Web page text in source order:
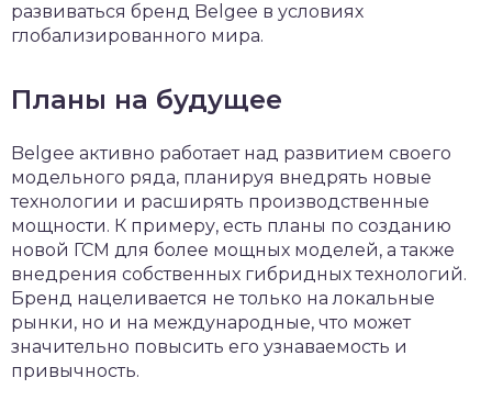
развиваться бренд Belgee в условиях
глобализированного мира.
Планы на будущее
Belgee активно работает над развитием своего
модельного ряда, планируя внедрять новые
технологии и расширять производственные
мощности. К примеру, есть планы по созданию
новой ГСМ для более мощных моделей, а также
внедрения собственных гибридных технологий.
Бренд нацеливается не только на локальные
рынки, но и на международные, что может
значительно повысить его узнаваемость и
привычность.